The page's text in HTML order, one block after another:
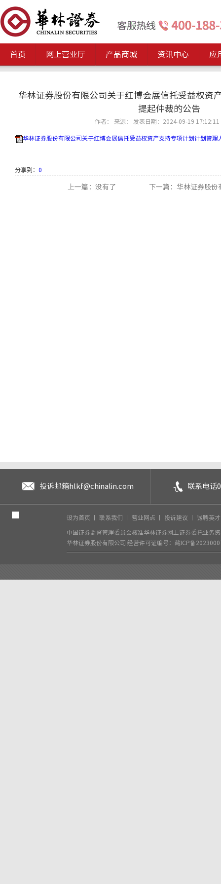
首页 网上营业厅 产品商城 资讯中心 应
华林证券股份有限公司关于红博会展信托受益权资
提起仲裁的公告
作者： 来源： 发表日期：2024-09-19 17:12:11
华林证券股份有限公司关于红博会展信托受益权资产支持专项计划计划管
分享到： 0
上一篇：没有了 下一篇：华林证券股份
投诉邮箱 hlkf@chinalin.com 联系电话
设为首页 联系我们 营业网点 投诉建议 诚聘英
中国证券监督管理委员会核准华林证券网上证券委托业务
华林证券股份有限公司 经营许可证编号：藏ICP备